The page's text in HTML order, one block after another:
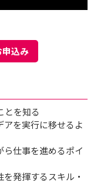
込み
を知る
を実行に移せるよ
仕事を進めるポイ
発揮するスキル・